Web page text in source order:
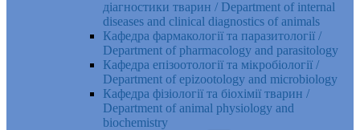
діагностики тварин / Department of internal
diseases and clinical diagnostics of animals
Кафедра фармакології та паразитології /
Department of pharmacology and parasitology
Кафедра епізоотології та мікробіології /
Department of epizootology and microbiology
Кафедра фізіології та біохімії тварин /
Department of animal physiology and
biochemistry